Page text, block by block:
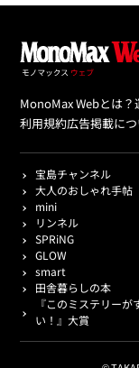
MonoMax Webとは？
利用規約広告掲載に
宝島チャンネル
大人のおしゃれ手帖
mini
リンネル
SPRiNG
GLOW
smart
田舎暮らしの本
『このミステリーが
い！』大賞